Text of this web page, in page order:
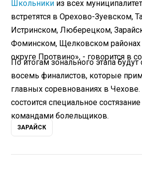
Школьники из всех
встретятся в Орехово-Зуевском,
Истринском, Люберецком,
Фоминском, Щелковском районах
округе Протвино», - говорится в
По итогам зонального этапа
восемь финалистов, которые
главных соревнованиях в
состоится специальное
командами болельщиков.
ЗАРАЙСК